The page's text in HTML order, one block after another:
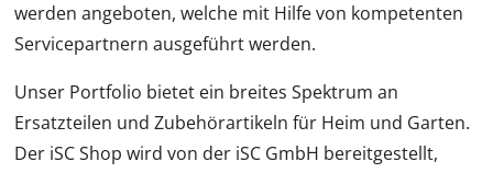
werden angeboten, welche mit Hilfe von kompetenten
Servicepartnern ausgeführt werden.
Unser Portfolio bietet ein breites Spektrum an
Ersatzteilen und Zubehörartikeln für Heim und Garten.
Der iSC Shop wird von der iSC GmbH bereitgestellt,